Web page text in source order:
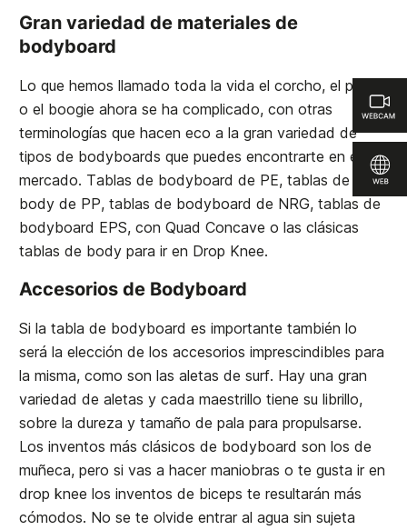
Gran variedad de materiales de
bodyboard
Lo que hemos llamado toda la vida el corcho, el paipo
o el boogie ahora se ha complicado, con otras
terminologías que hacen eco a la gran variedad de
tipos de bodyboards que puedes encontrarte en el
mercado. Tablas de bodyboard de PE, tablas de
body de PP, tablas de bodyboard de NRG, tablas de
bodyboard EPS, con Quad Concave o las clásicas
tablas de body para ir en Drop Knee.
Accesorios de Bodyboard
Si la tabla de bodyboard es importante también lo
será la elección de los accesorios imprescindibles para
la misma, como son las aletas de surf. Hay una gran
variedad de aletas y cada maestrillo tiene su librillo,
sobre la dureza y tamaño de pala para propulsarse.
Los inventos más clásicos de bodyboard son los de
muñeca, pero si vas a hacer maniobras o te gusta ir en
drop knee los inventos de biceps te resultarán más
cómodos. No se te olvide entrar al agua sin sujeta